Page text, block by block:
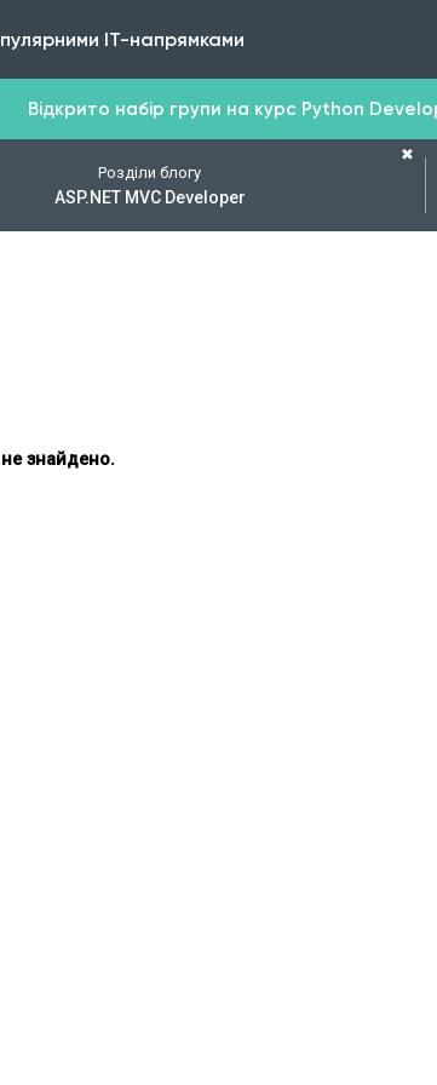
IT-напрямками
Відкрито набір групи на курс Python
Розділи блогу
ASP.NET MVC Developer
✖
знайдено.